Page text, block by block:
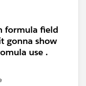
formula field
gonna show
use .